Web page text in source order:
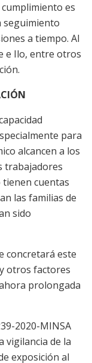
es
seguimiento
a tiempo. Al
e Ilo, entre otros
para
alcancen a los
trabajadores
cuentas
las familias de
sido
concretará este
otros factores
prolongada
2020-MINSA
vigilancia de la
exposición al